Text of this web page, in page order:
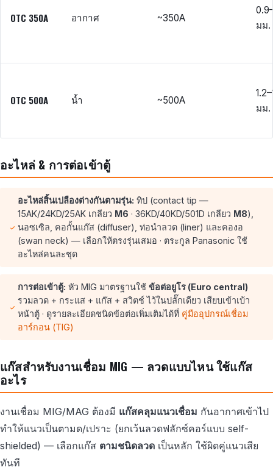
OTC 350A อากาศ ~350A
มม.
OTC 500A น้ำ ~500A
มม.
อะไหล่ & การต่อเข้าตู้
อะไหล่สิ้นเปลืองต่างกันตามรุ่น: ทิป (contact tip —
15AK/24KD/25AK เกลียว M6 · 36KD/40KD/501D เกลียว M8),
นอซเซิล, คอกั้นแก๊ส (diffuser), ท่อนำลวด (liner) และคองอ
(swan neck) — เลือกให้ตรงรุ่นเสมอ · ตระกูล Panasonic ใช้
อะไหล่คนละชุด
การต่อเข้าตู้: หัว MIG มาตรฐานใช้ ข้อต่อยูโร (Euro central)
รวมลวด + กระแส + แก๊ส + สวิตช์ ไว้ในปลั๊กเดียว เสียบเข้าเบ้า
หน้าตู้ · ดูรายละเอียดชนิดข้อต่อเพิ่มเติมได้ที่ คู่มืออุปกรณ์เชื่อม
อาร์กอน (TIG)
แก๊สสำหรับงานเชื่อม MIG — ลวดแบบไหน ใช้แก๊ส
อะไร
งานเชื่อม MIG/MAG ต้องมี แก๊สคลุมแนวเชื่อม กันอากาศเข้าไป
ทำให้แนวเป็นตามด/เปราะ (ยกเว้นลวดฟลักซ์คอร์แบบ self-
shielded) — เลือกแก๊ส ตามชนิดลวด เป็นหลัก ใช้ผิดคู่แนวเสีย
ทันที